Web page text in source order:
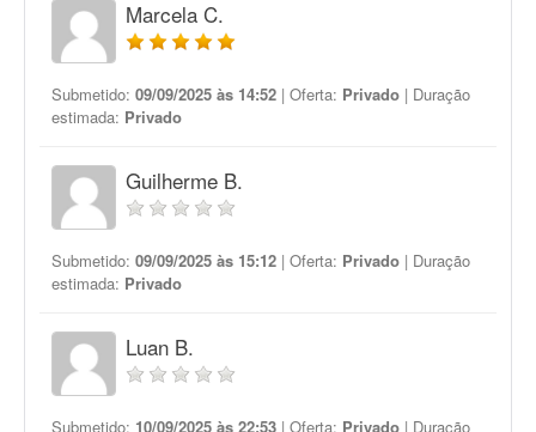
Marcela C.
Submetido: 09/09/2025 às 14:52 | Oferta: Privado | Duração
estimada: Privado
Guilherme B.
Submetido: 09/09/2025 às 15:12 | Oferta: Privado | Duração
estimada: Privado
Luan B.
Submetido: 10/09/2025 às 22:53 | Oferta: Privado | Duração